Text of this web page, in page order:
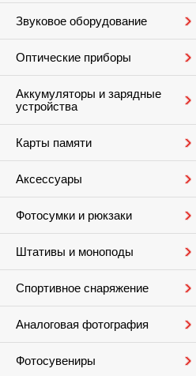
Звуковое оборудование
Оптические приборы
Аккумуляторы и зарядные
устройства
Карты памяти
Аксессуары
Фотосумки и рюкзаки
Штативы и моноподы
Спортивное снаряжение
Аналоговая фотография
Фотосувениры